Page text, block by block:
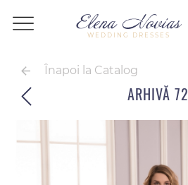
WEDDING DRESSES
Înapoi la Catalog
ARHIVĂ 72